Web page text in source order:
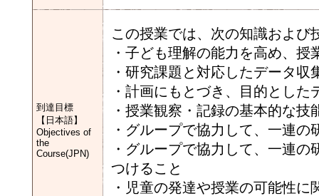
到達目標
【日本語】
Objectives of
the
Course(JPN)
この授業では、次の知識および
・子ども理解の能力を高め、
・研究課題と対応したデータ収
・計画にもとづき、目的とした
・授業観察・記録の基本的な技
・グループで協力して、一連
・グループで協力して、一連
つけること
・児童の発達や授業の可能性